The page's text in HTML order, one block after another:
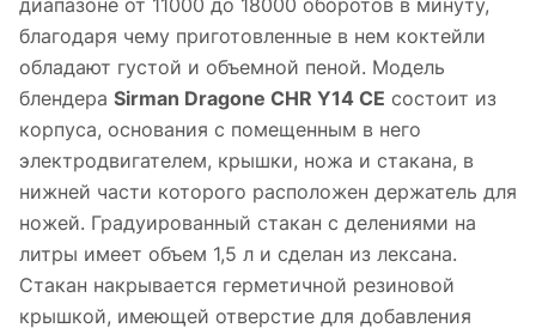
диапазоне от 11000 до 18000 оборотов в минуту,
благодаря чему приготовленные в нем коктейли
обладают густой и объемной пеной. Модель
блендера Sirman Dragone CHR Y14 CE состоит из
корпуса, основания с помещенным в него
электродвигателем, крышки, ножа и стакана, в
нижней части которого расположен держатель для
ножей. Градуированный стакан с делениями на
литры имеет объем 1,5 л и сделан из лексана.
Стакан накрывается герметичной резиновой
крышкой, имеющей отверстие для добавления